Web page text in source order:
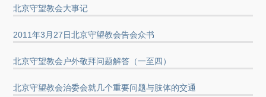
北京守望教会大事记
2011年3月27日北京守望教会告会众书
北京守望教会户外敬拜问题解答（一至四）
北京守望教会治委会就几个重要问题与肢体的交通